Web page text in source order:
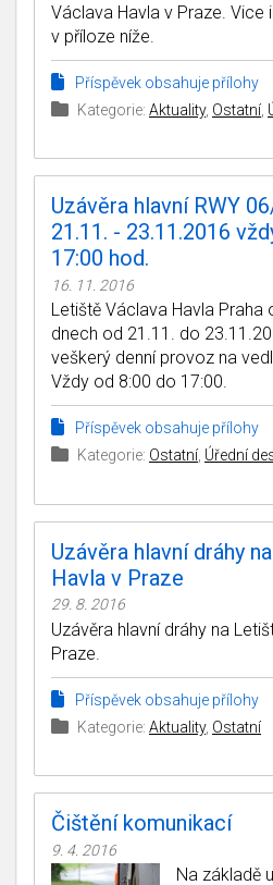
Václava Havla v Praze. Vice
v příloze níže.
Příspěvek obsahuje přílohy
Kategorie: Aktuality, Ostatní
Uzávěra hlavní RWY
21.11. - 23.11.2016
17:00 hod.
16. 11. 2016
Letiště Václava Havla Praha
dnech od 21.11. do
veškerý denní provoz na
Vždy od 8:00 do 17:00.
Příspěvek obsahuje přílohy
Kategorie: Ostatní, Úřední
Uzávěra hlavní dráhy
Havla v Praze
29. 8. 2016
Uzávěra hlavní dráhy na
Praze.
Příspěvek obsahuje přílohy
Kategorie: Aktuality, Ostatní
Čištění komunikací
9. 4. 2016
Na základě